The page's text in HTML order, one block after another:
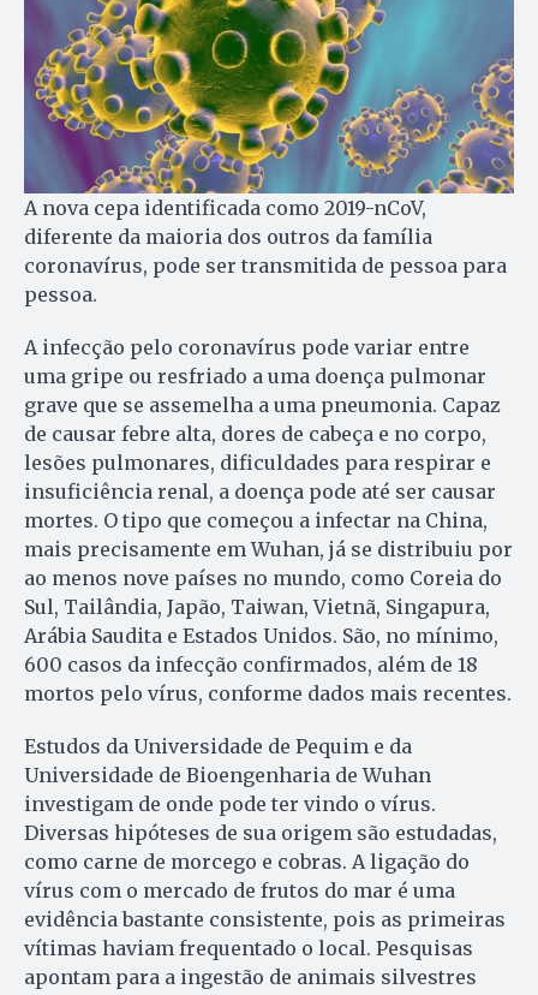
A nova cepa identificada como 2019-nCoV,
diferente da maioria dos outros da família
coronavírus, pode ser transmitida de pessoa para
pessoa.
A infecção pelo coronavírus pode variar entre
uma gripe ou resfriado a uma doença pulmonar
grave que se assemelha a uma pneumonia. Capaz
de causar febre alta, dores de cabeça e no corpo,
lesões pulmonares, dificuldades para respirar e
insuficiência renal, a doença pode até ser causar
mortes. O tipo que começou a infectar na China,
mais precisamente em Wuhan, já se distribuiu por
ao menos nove países no mundo, como Coreia do
Sul, Tailândia, Japão, Taiwan, Vietnã, Singapura,
Arábia Saudita e Estados Unidos. São, no mínimo,
600 casos da infecção confirmados, além de 18
mortos pelo vírus, conforme dados mais recentes.
Estudos da Universidade de Pequim e da
Universidade de Bioengenharia de Wuhan
investigam de onde pode ter vindo o vírus.
Diversas hipóteses de sua origem são estudadas,
como carne de morcego e cobras. A ligação do
vírus com o mercado de frutos do mar é uma
evidência bastante consistente, pois as primeiras
vítimas haviam frequentado o local. Pesquisas
apontam para a ingestão de animais silvestres